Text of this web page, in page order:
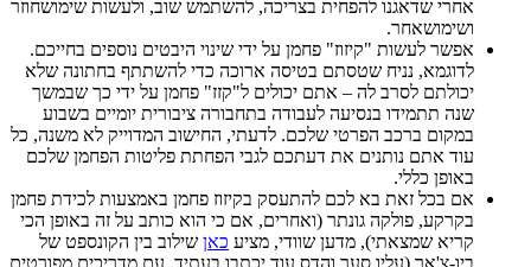
אחרי שדאגנו להפחית בצריכה, להשתמש שוב, ולעשות שימושחוזר
ושימושאחר.
אפשר לעשות "קיזוז" פחמן על ידי שינוי היבטים נוספים בחייכם.
לדוגמא, נניח שטסתם בטיסה ארוכה כדי להשתתף בחתונה שלא
יכולתם לסרב לה – אתם יכולים ל"קזז" פחמן על ידי כך שבמשך
שנה תתמידו בנסיעה לעבודה בתחבורה ציבורית יומיים בשבוע
במקום ברכב הפרטי שלכם. לדעתי, החישוב המדוייק לא משנה, כל
עוד אתם נותנים את דעתכם לגבי הפחתת פליטות הפחמן שלכם
באופן כללי.
אם בכל זאת בא לכם להתעסק בקיזוז פחמן באמצעות לכידת פחמן
בקרקע, פולקה גונתר (ואחרים, אם כי הוא כותב על זה באופן הכי
קריא שמצאתי), מדען שוודי, מציע כאן שילוב בין הקונספט של